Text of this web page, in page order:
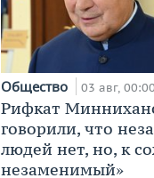
Общество 03 авг, 00:00
Рифкат
говорили, что
людей нет, но, к
незаменимый»